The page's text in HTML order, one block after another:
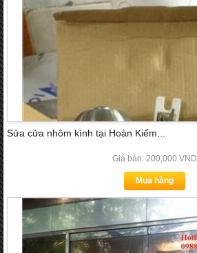
Sửa cửa nhôm kính tại Hoàn Kiếm...
Giá bán: 200,000 VND
Mua hàng